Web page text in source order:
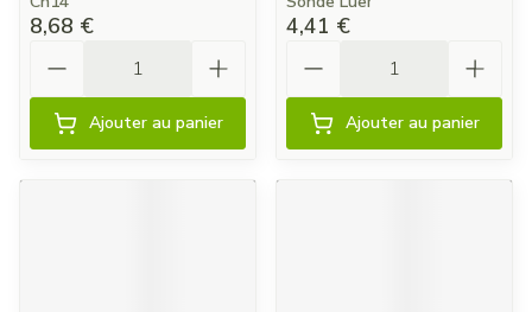
8,68 €
Ajouter au panier
4,41 €
Ajouter au panier